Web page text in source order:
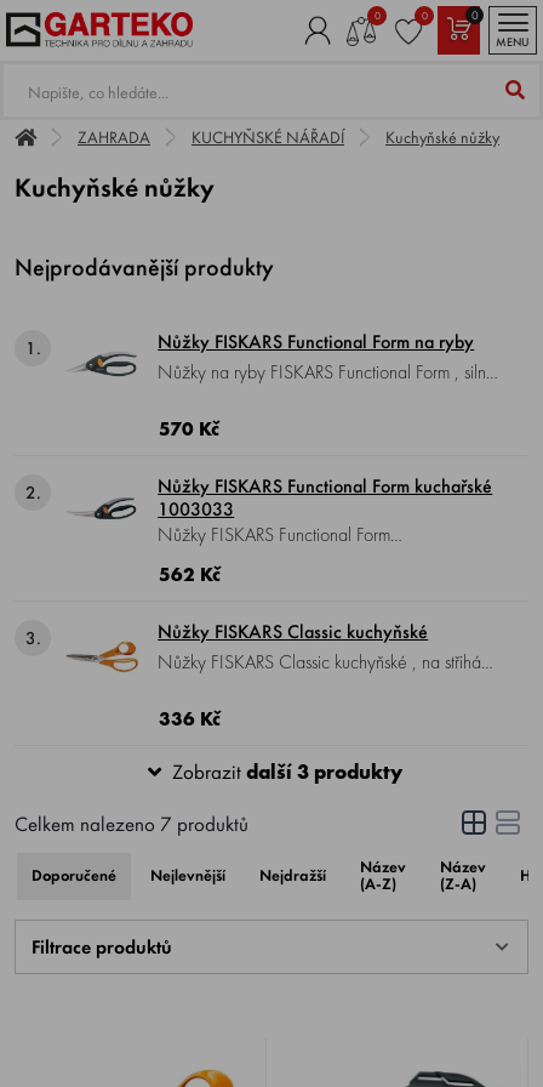
0 0
0
MENU
ZAHRADA KUCHYŇSKÉ NÁŘADÍ Kuchyňské nůžky
Kuchyňské nůžky
Nejprodávanější produkty
1.
Nůžky FISKARS Functional Form na ryby
Nůžky na ryby FISKARS Functional Form , silné
se s nimi škrábou šupiny, kuchá a porcuje ryba.
570 Kč
2.
Nůžky FISKARS Functional Form kuchařské
1003033
Nůžky FISKARS Functional Form
kuchařské, silné nůžky na porcování drůbeže i
práci. Nůžky na drůbež.
562 Kč
3.
Nůžky FISKARS Classic kuchyňské
Nůžky FISKARS Classic kuchyňské , na střihání
336 Kč
Zobrazitdalší 3 produkty
Celkem nalezeno 7 produktů
Doporučené Nejlevnější Nejdražší
Název
(A-Z)
Název
(Z-A)
Filtrace produktů